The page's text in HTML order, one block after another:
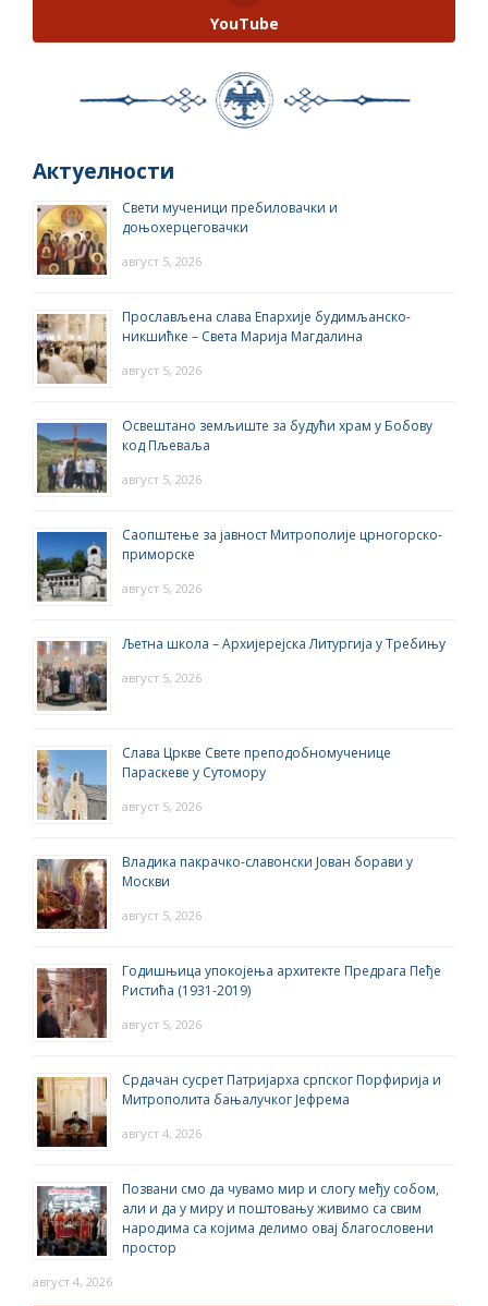
YouTube
Актуелности
Свети мученици пребиловачки и
доњохерцеговачки
август 5, 2026
Прослављена слава Епархије будимљанско-
никшићке – Света Марија Магдалина
август 5, 2026
Освештано земљиште за будући храм у Бобову
код Пљеваља
август 5, 2026
Саопштење за јавност Митрополије црногорско-
приморске
август 5, 2026
Љетна школа – Архијерејска Литургија у Требињу
август 5, 2026
Слава Цркве Свете преподобномученице
Параскеве у Сутомору
август 5, 2026
Владика пакрачко-славонски Јован борави у
Москви
август 5, 2026
Годишњица упокојења архитекте Предрага Пеђе
Ристића (1931-2019)
август 5, 2026
Срдачан сусрет Патријарха српског Порфирија и
Митрополита бањалучког Јефрема
август 4, 2026
Позвани смо да чувамо мир и слогу међу собом,
али и да у миру и поштовању живимо са свим
народима са којима делимо овај благословени
простор
август 4, 2026